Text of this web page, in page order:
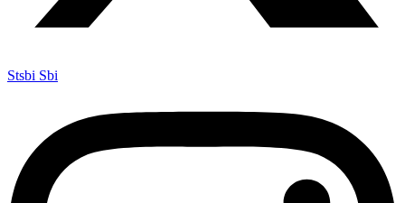
Stsbi Sbi